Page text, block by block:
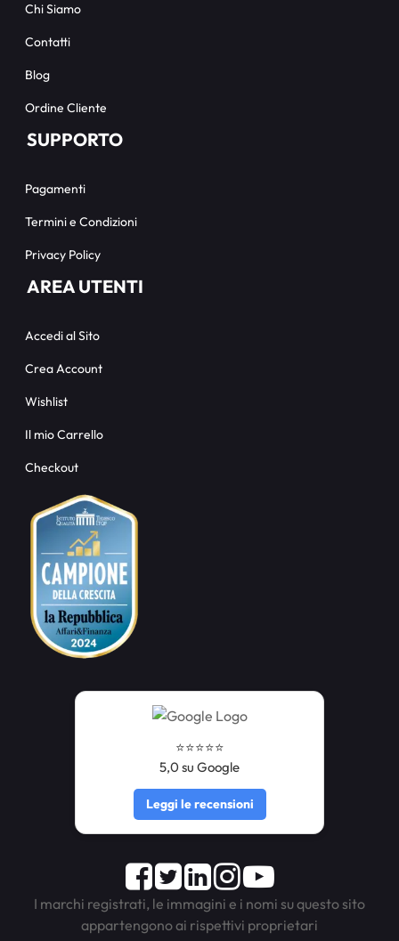
Chi Siamo
Contatti
Blog
Ordine Cliente
SUPPORTO
Pagamenti
Termini e Condizioni
Privacy Policy
AREA UTENTI
Accedi al Sito
Crea Account
Wishlist
Il mio Carrello
Checkout
⭐️⭐️⭐️⭐️⭐️
5,0 su Google
Leggi le recensioni
Facebook
TwitterLinkedInInstagram
Youtube
I marchi registrati, le immagini e i nomi su questo sito
appartengono ai rispettivi proprietari